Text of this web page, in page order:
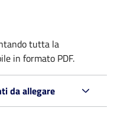
tutta la
in formato PDF.
da allegare